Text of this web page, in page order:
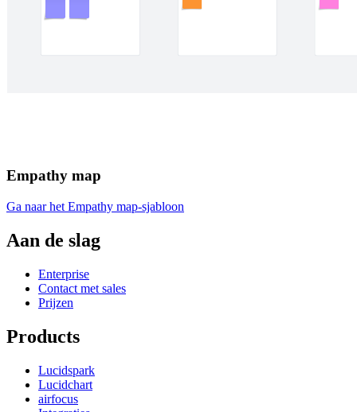
Empathy map
Ga naar het Empathy map-sjabloon
Aan de slag
Enterprise
Contact met sales
Prijzen
Products
Lucidspark
Lucidchart
airfocus